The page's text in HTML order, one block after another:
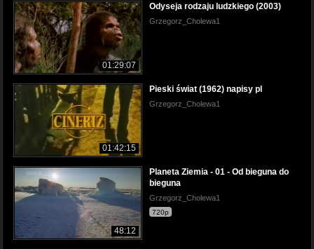
01:29:07
Odyseja rodzaju ludzkiego (2003)
Grzegorz_Cholewa1
01:42:15
Pieski świat (1962) napisy pl
Grzegorz_Cholewa1
48:12
Planeta Ziemia - 01 - Od bieguna do
bieguna
Grzegorz_Cholewa1
720p